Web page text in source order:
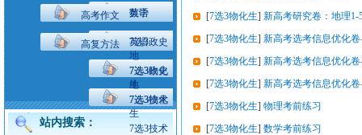
英语
7选3政史
地
7选3物化
生
7选3技术
数学
英语
7选3政史
地
7选3物化
生
7选3技术
高考作文
高复方法
站内搜索：
[7选3物化生] 新高考研究卷：地理1-
[7选3物化生] 新高考选考信息优化
[7选3物化生] 新高考选考信息优化
[7选3物化生] 新高考选考信息优化
[7选3物化生] 物理考前练习
[7选3物化生] 数学考前练习